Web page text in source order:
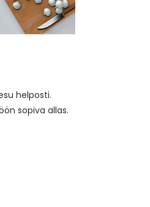
helposti.
sopiva allas.